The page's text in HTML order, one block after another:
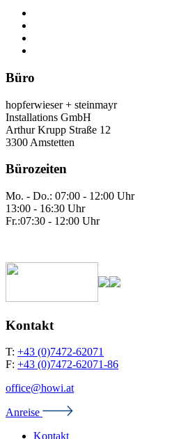
Büro
hopferwieser + steinmayr
Installations GmbH
Arthur Krupp Straße 12
3300 Amstetten
Bürozeiten
Mo. - Do.: 07:00 - 12:00 Uhr
13:00 - 16:30 Uhr
Fr.:07:30 - 12:00 Uhr
Kontakt
T: +43 (0)7472-62071
F: +43 (0)7472-62071-86
office@howi.at
Anreise
Kontakt